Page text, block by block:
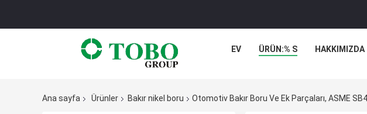
EV ÜRÜN:% S HAKKIMIZDA
Ana sayfa Ürünler Bakır nikel boru Otomotiv Bakır Boru Ve Ek Parçaları, ASME